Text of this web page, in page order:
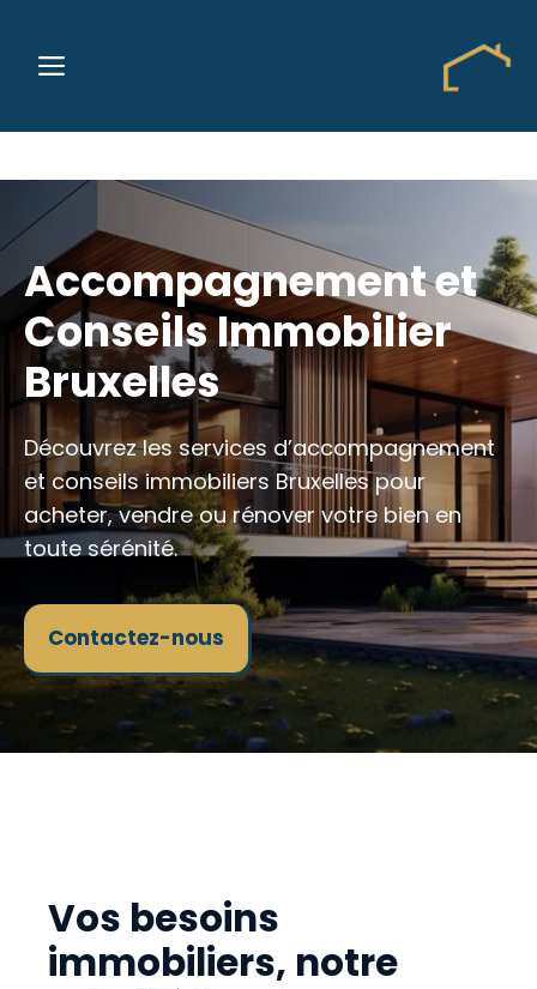
contenuMENU
Accompagnement et
Conseils Immobilier
Bruxelles
Découvrez les services d’accompagnement
et conseils immobiliers Bruxelles pour
acheter, vendre ou rénover votre bien en
toute sérénité.
Contactez-nous
Vos besoins
immobiliers, notre